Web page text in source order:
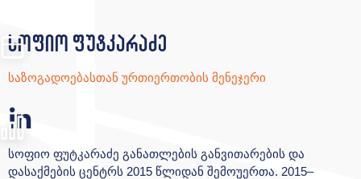
სოფიო ფუტკარაძე
საზოგადოებასთან ურთიერთობის მენეჯერი
სოფიო ფუტკარაძე განათლების განვითარების და
დასაქმების ცენტრს 2015 წლიდან შემოუერთა. 2015–